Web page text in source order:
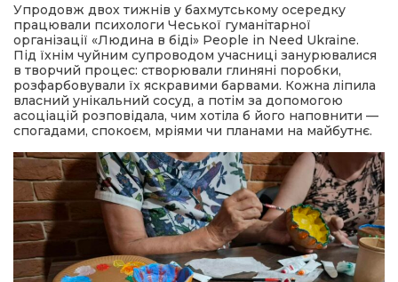
Упродовж двох тижнів у бахмутському осередку
працювали психологи Чеської гуманітарної
організації «Людина в біді» People in Need Ukraine.
Під їхнім чуйним супроводом учасниці занурювалися
в творчий процес: створювали глиняні поробки,
розфарбовували їх яскравими барвами. Кожна ліпила
власний унікальний сосуд, а потім за допомогою
асоціацій розповідала, чим хотіла б його наповнити —
спогадами, спокоєм, мріями чи планами на майбутнє.